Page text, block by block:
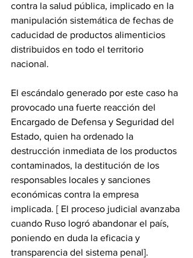
contra la salud pública, implicado en la
manipulación sistemática de fechas de
caducidad de productos alimenticios
distribuidos en todo el territorio
nacional.
El escándalo generado por este caso ha
provocado una fuerte reacción del
Encargado de Defensa y Seguridad del
Estado, quien ha ordenado la
destrucción inmediata de los productos
contaminados, la destitución de los
responsables locales y sanciones
económicas contra la empresa
implicada. [ El proceso judicial avanzaba
cuando Ruso logró abandonar el país,
poniendo en duda la eficacia y
transparencia del sistema penal].